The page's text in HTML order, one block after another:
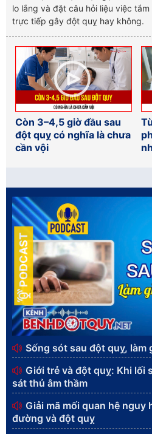
lo lắng và đặt câu hỏi liệu việc
trực tiếp gây đột quỵ hay không.
Còn 3–4,5 giờ đầu sau
đột quỵ có nghĩa là chưa
cần vội
PODCAST
Sống sót sau đột quỵ, làm
Giới trẻ và đột quỵ: Khi lối
sát thủ âm thầm
Giải mã mối quan hệ nguy
đường và đột quỵ